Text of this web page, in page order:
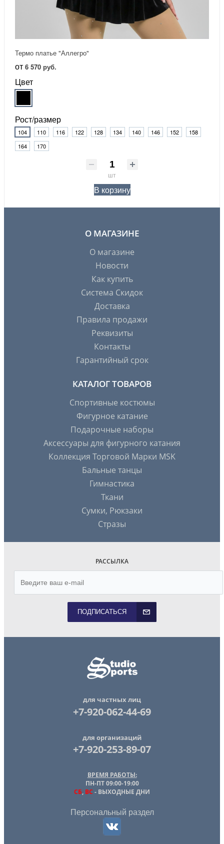
Термо платье "Аллегро"
от 6 570 руб.
Цвет
Рост/размер
104 110 116 122 128 134 140 146 152
158
164
170
шт
В корзину
О МАГАЗИНЕ
О магазине
Новости
Как купить
Система Скидок
Доставка
Правила продажи
Реквизиты
Контакты
Гарантийный срок
КАТАЛОГ ТОВАРОВ
Спортивные костюмы
Фигурное катание
Подарочные наборы
Аксессуары для фигурного катания
Коллекция Торговой Марки MSK
Бальные танцы
Гимнастика
Ткани
Сумки, Рюкзаки
Стразы
РАССЫЛКА
ПОДПИСАТЬСЯ
для частных лиц
+7-920-062-44-69
для организаций
+7-920-253-89-07
ВРЕМЯ РАБОТЫ:
ПН-ПТ 09:00-19:00
СБ, ВС - ВЫХОДНЫЕ ДНИ
Персональный раздел